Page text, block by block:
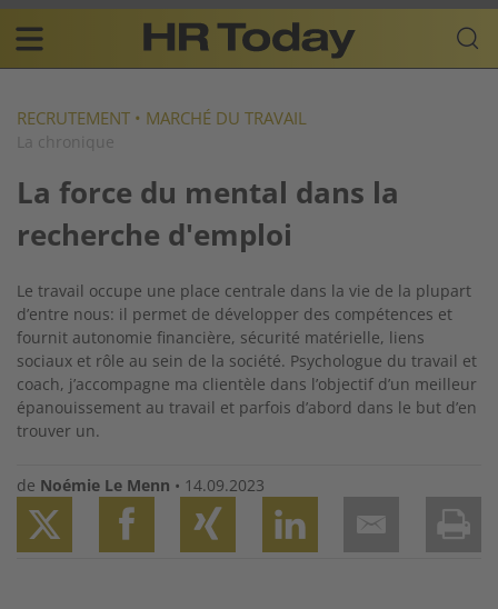
Skip
content
Plattform
für
Resources
navigation
FR
RECRUTEMENT • MARCHÉ DU TRAVAIL
La chronique
La force du mental dans la
recherche d'emploi
Le travail occupe une place centrale dans la vie de la plupart
d’entre nous: il permet de développer des compétences et
fournit autonomie financière, sécurité matérielle, liens
sociaux et rôle au sein de la société. Psychologue du travail et
coach, j’accompagne ma clientèle dans l’objectif d’un meilleur
épanouissement au travail et parfois d’abord dans le but d’en
trouver un.
de Noémie Le Menn • 14.09.2023